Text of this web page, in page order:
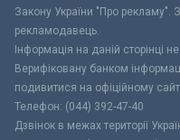
Закону України "Про рекламу".
рекламодавець.
Інформація на даній сторінці
Верифіковану банком
подивитися на офіційному
Телефон: (044) 392-47-40
Дзвінок в межах території